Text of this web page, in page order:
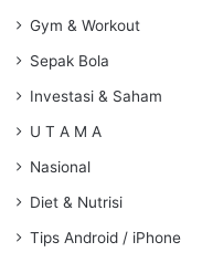
Gym & Workout
Sepak Bola
Investasi & Saham
U T A M A
Nasional
Diet & Nutrisi
Tips Android / iPhone